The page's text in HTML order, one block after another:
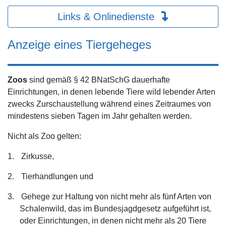
Links & Onlinedienste
Anzeige eines Tiergeheges
Zoos sind gemäß § 42 BNatSchG dauerhafte
Einrichtungen, in denen lebende Tiere wild lebender Arten
zwecks Zurschaustellung während eines Zeitraumes von
mindestens sieben Tagen im Jahr gehalten werden.
Nicht als Zoo gelten:
1. Zirkusse,
2. Tierhandlungen und
3.
Gehege zur Haltung von nicht mehr als fünf Arten von
Schalenwild, das im Bundesjagdgesetz aufgeführt ist,
oder Einrichtungen, in denen nicht mehr als 20 Tiere